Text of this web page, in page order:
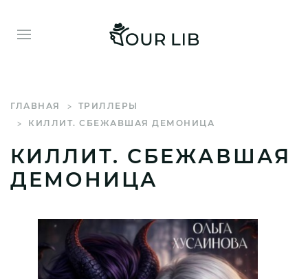
ГЛАВНАЯ
ТРИЛЛЕРЫ
КИЛЛИТ. СБЕЖАВШАЯ ДЕМОНИЦА
КИЛЛИТ. СБЕЖАВШАЯ
ДЕМОНИЦА